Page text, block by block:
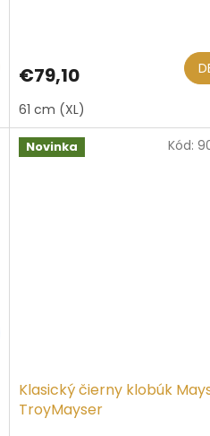
€79,10
61 cm (XL)
Novinka
Klasický čierny klobúk
TroyMayser
Kód: